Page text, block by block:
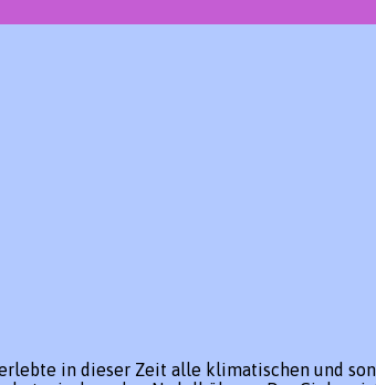
in dieser Zeit alle klimatischen und